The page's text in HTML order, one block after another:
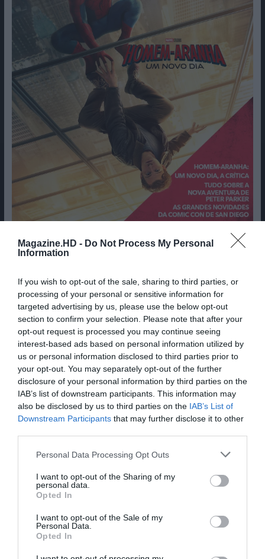
Magazine.HD - Do Not Process My Personal
Information
If you wish to opt-out of the sale, sharing to third parties, or
processing of your personal or sensitive information for
targeted advertising by us, please use the below opt-out
section to confirm your selection. Please note that after your
opt-out request is processed you may continue seeing
interest-based ads based on personal information utilized by
us or personal information disclosed to third parties prior to
your opt-out. You may separately opt-out of the further
disclosure of your personal information by third parties on the
IAB’s list of downstream participants. This information may
also be disclosed by us to third parties on the IAB’s List of
Downstream Participants that may further disclose it to other
Personal Data Processing Opt Outs
I want to opt-out of the Sharing of my
personal data.
Opted In
I want to opt-out of the Sale of my
Personal Data.
Opted In